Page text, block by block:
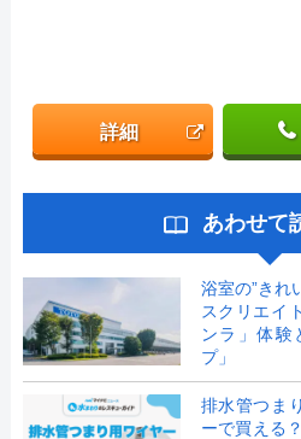
詳細
あわせて
浴室の”きれ
スクリエイ
ンラ」体験
プ」
排水管つま
ーで買える